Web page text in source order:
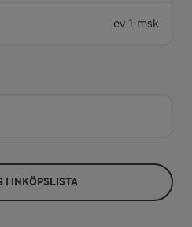
ev 1 msk
I INKÖPSLISTA